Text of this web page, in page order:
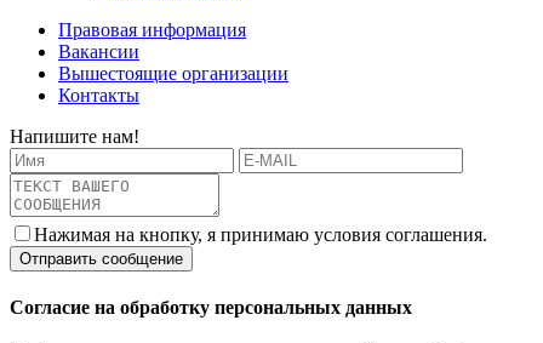
Правовая информация
Вакансии
Вышестоящие организации
Контакты
Напишите нам!
Нажимая на кнопку, я принимаю условия соглашения.
Согласие на обработку персональных данных